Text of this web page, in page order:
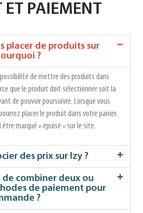
ET PAIEMENT
placer de produits sur
?
possibilité de mettre des produits dans
que le produit doit sélectionner soit la
de pouvoir poursuivre. Lorsque vous
placer le produit dans votre panier.
marqué « épuisé » sur le site.
des prix sur Izy ?
de combiner deux ou
de paiement pour
?